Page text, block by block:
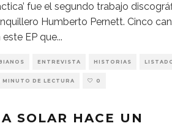
fue el segundo trabajo
Humberto Pernett. Cinco
EP que...
ENTREVISTA HISTORIAS
MINUTO DE LECTURA 0
SOLAR HACE UN